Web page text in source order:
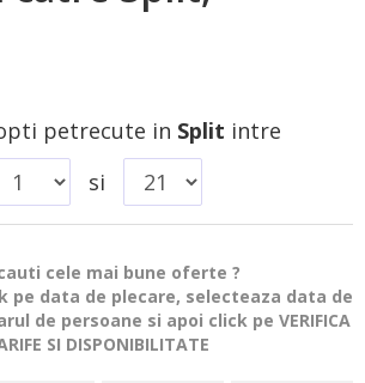
petrecute in Split intre
si
cele mai bune oferte ?
pe data de plecare, selecteaza data de
de persoane si apoi click pe VERIFICA
SI DISPONIBILITATE